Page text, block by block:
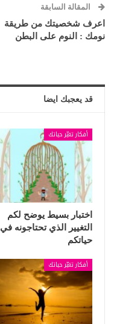
المقالة السابقة
اعرف شخصيتك من طريقة
نومك : النوم على البطن
قد يعجبك ايضا
أفكار تغيّر حياتك
اختبار بسيط يوضح لكم
التغيير الذي تحتاجونه في
حياتكم
أفكار تغيّر حياتك